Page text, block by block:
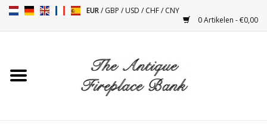
EUR/GBP /USD /CHF/CNY
0 Artikelen - €0,00